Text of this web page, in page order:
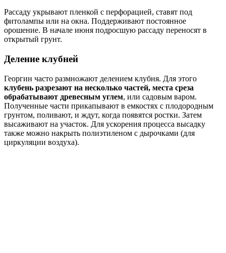
Рассаду укрывают пленкой с перфорацией, ставят под
фитолампы или на окна. Поддерживают постоянное
орошение. В начале июня подросшую рассаду переносят в
открытый грунт.
Деление клубней
Георгин часто размножают делением клубня. Для этого
клубень разрезают на несколько частей, места среза
обрабатывают древесным углем, или садовым варом.
Полученные части прикапывают в емкостях с плодородным
грунтом, поливают, и ждут, когда появятся ростки. Затем
высаживают на участок. Для ускорения процесса высадку
также можно накрыть полиэтиленом с дырочками (для
циркуляции воздуха).